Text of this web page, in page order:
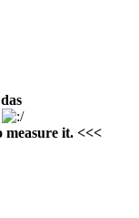
it. <<<